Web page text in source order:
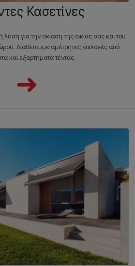
Κασετίνες
λύση για την σκίαση της οικίας σας και του
Διαθέτουμε αμέτρητες επιλογές από
και εξαρτήματα τέντας.
➜